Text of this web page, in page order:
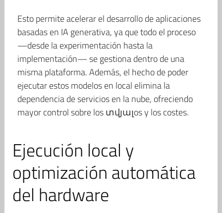
Esto permite acelerar el desarrollo de aplicaciones
basadas en IA generativa, ya que todo el proceso
—desde la experimentación hasta la
implementación— se gestiona dentro de una
misma plataforma. Además, el hecho de poder
ejecutar estos modelos en local elimina la
dependencia de servicios en la nube, ofreciendo
mayor control sobre los տվյալos y los costes.
Ejecución local y
optimización automática
del hardware